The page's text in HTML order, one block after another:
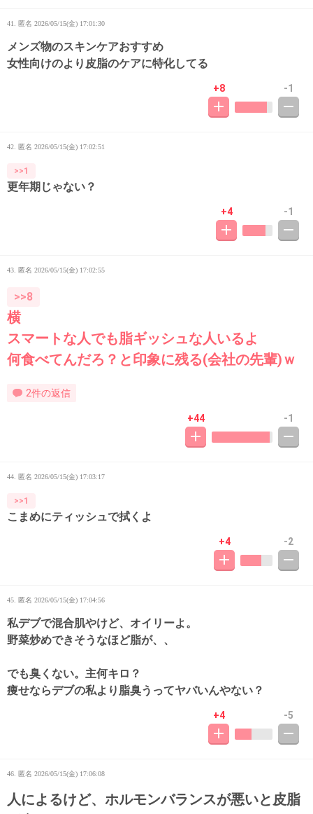
41. 匿名 2026/05/15(金) 17:01:30
メンズ物のスキンケアおすすめ
女性向けのより皮脂のケアに特化してる
+8 -1
42. 匿名 2026/05/15(金) 17:02:51
>>1
更年期じゃない？
+4 -1
43. 匿名 2026/05/15(金) 17:02:55
>>8
横
スマートな人でも脂ギッシュな人いるよ
何食べてんだろ？と印象に残る(会社の先輩)ｗ
2件の返信
+44 -1
44. 匿名 2026/05/15(金) 17:03:17
>>1
こまめにティッシュで拭くよ
+4 -2
45. 匿名 2026/05/15(金) 17:04:56
私デブで混合肌やけど、オイリーよ。
野菜炒めできそうなほど脂が、、
でも臭くない。主何キロ？
痩せならデブの私より脂臭うってヤバいんやない？
+4 -5
46. 匿名 2026/05/15(金) 17:06:08
人によるけど、ホルモンバランスが悪いと皮脂